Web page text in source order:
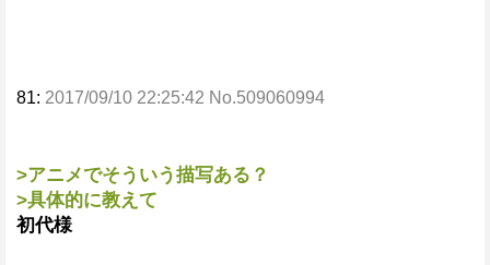
81: 2017/09/10 22:25:42 No.509060994
>アニメでそういう描写ある？
>具体的に教えて
初代様